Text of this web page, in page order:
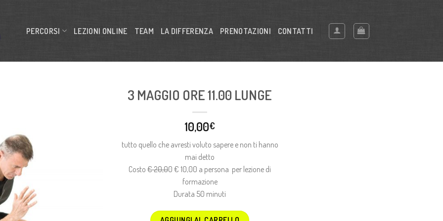
PERCORSI LEZIONI ONLINE TEAM LA DIFFERENZA PRENOTAZIONI CONTATTI
3 MAGGIO ORE 11.00 LUNGE
10,00€
tutto quello che avresti voluto sapere e non ti hanno
mai detto
Costo € 20,00 € 10,00 a persona per lezione di
formazione
Durata 50 minuti